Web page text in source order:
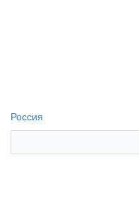
Россия